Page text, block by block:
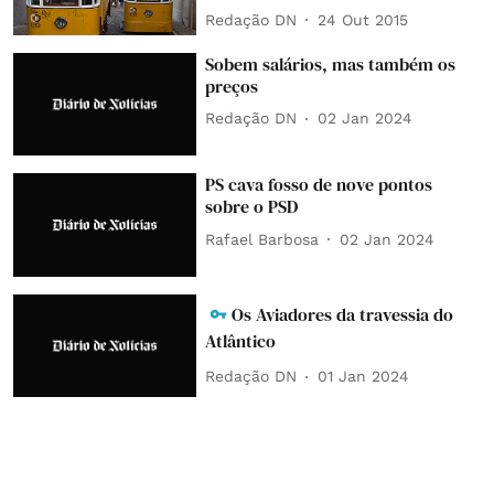
Redação DN 24 Out 2015
Sobem salários, mas também os
preços
Redação DN 02 Jan 2024
PS cava fosso de nove pontos
sobre o PSD
Rafael Barbosa 02 Jan 2024
Os Aviadores da travessia do
Atlântico
Redação DN 01 Jan 2024